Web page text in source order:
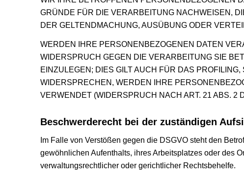
GRÜNDE FÜR DIE VERARBEITUNG NACHWEISEN,
DER GELTENDMACHUNG, AUSÜBUNG ODER
WERDEN IHRE PERSONENBEZOGENEN DATEN
WIDERSPRUCH GEGEN DIE VERARBEITUNG SIE
EINZULEGEN; DIES GILT AUCH FÜR DAS
WIDERSPRECHEN, WERDEN IHRE
VERWENDET (WIDERSPRUCH NACH ART. 21 ABS. 2
Beschwerde­recht bei der zuständigen
Im Falle von Verstößen gegen die DSGVO steht den
gewöhnlichen Aufenthalts, ihres Arbeitsplatzes oder des
verwaltungsrechtlicher oder gerichtlicher Rechtsbehelfe.